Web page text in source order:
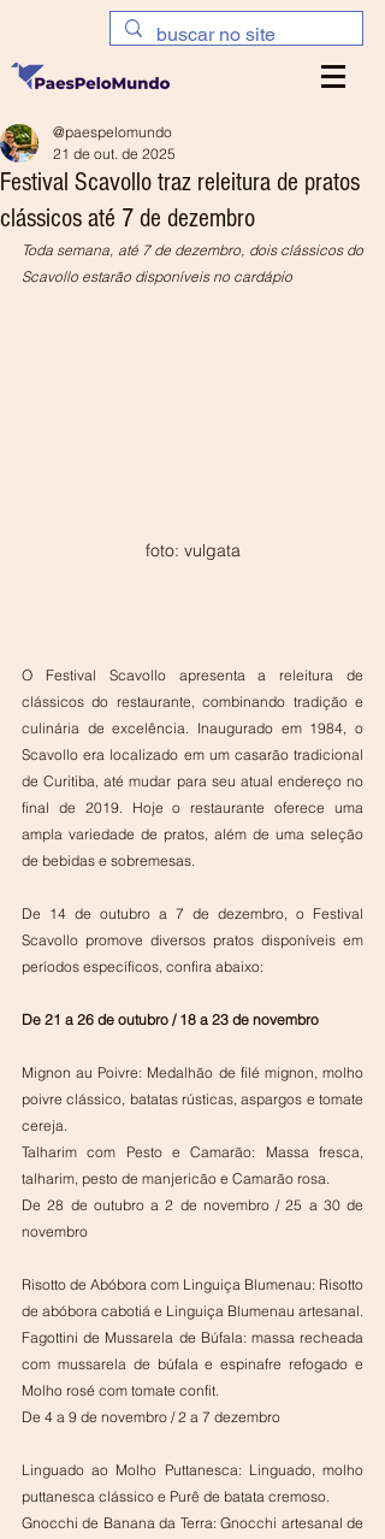
Festival Scavollo traz releitura de pratos
clássicos até 7 de dezembro
@paespelomundo
21 de out. de 2025
Toda semana, até 7 de dezembro, dois clássicos do
Scavollo estarão disponíveis no cardápio
foto: vulgata
O Festival Scavollo apresenta a releitura de
clássicos do restaurante, combinando tradição e
culinária de excelência. Inaugurado em 1984, o
Scavollo era localizado em um casarão tradicional
de Curitiba, até mudar para seu atual endereço no
final de 2019. Hoje o restaurante oferece uma
ampla variedade de pratos, além de uma seleção
de bebidas e sobremesas.
De 14 de outubro a 7 de dezembro, o Festival
Scavollo promove diversos pratos disponíveis em
períodos específicos, confira abaixo:
De 21 a 26 de outubro / 18 a 23 de novembro
Mignon au Poivre: Medalhão de filé mignon, molho
poivre clássico, batatas rústicas, aspargos e tomate
cereja.
Talharim com Pesto e Camarão: Massa fresca,
talharim, pesto de manjericão e Camarão rosa.
De 28 de outubro a 2 de novembro / 25 a 30 de
novembro
Risotto de Abóbora com Linguiça Blumenau: Risotto
de abóbora cabotiá e Linguiça Blumenau artesanal.
Fagottini de Mussarela de Búfala: massa recheada
com mussarela de búfala e espinafre refogado e
Molho rosé com tomate confit.
De 4 a 9 de novembro / 2 a 7 dezembro
Linguado ao Molho Puttanesca: Linguado, molho
puttanesca clássico e Purê de batata cremoso.
Gnocchi de Banana da Terra: Gnocchi artesanal de